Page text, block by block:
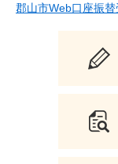
郡山市Web口座振